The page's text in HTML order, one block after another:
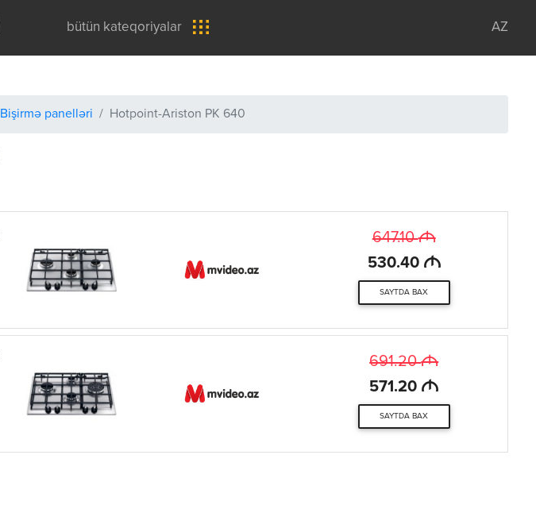
bütün kateqoriyalar AZ
Bişirmə panelləri Hotpoint-Ariston PK 640
647.10M
530.40 M
SAYTDA BAX
691.20M
571.20 M
SAYTDA BAX